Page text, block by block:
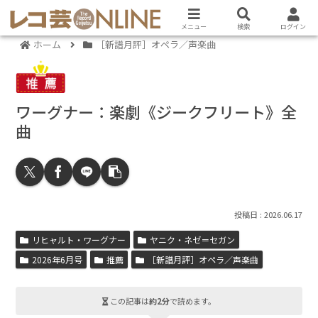
ホーム ［新譜月評］オペラ／声楽曲
ワーグナー：楽劇《ジークフリート》全
曲
2026.06.17
リヒャルト・ワーグナー
ヤニク・ネゼ＝セガン
2026年6月号
推薦 ［新譜月評］オペラ／声楽曲
この記事は約2分で読めます。
メニュー 検索 ログイン